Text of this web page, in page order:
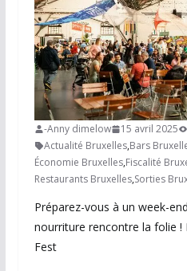
-Anny dimelow 15 avril 2025
Actualité Bruxelles,Bars
Économie Bruxelles,Fiscalité
Restaurants Bruxelles,Sorties
Préparez-vous à un week-
nourriture rencontre la folie !
Fest